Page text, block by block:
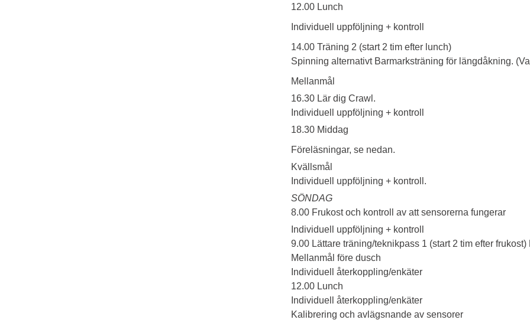
12.00 Lunch
Individuell uppföljning + kontroll
14.00 Träning 2 (start 2 tim efter lunch)
Spinning alternativt Barmarksträning för längdåkning.
Mellanmål
16.30 Lär dig Crawl.
Individuell uppföljning + kontroll
18.30 Middag
Föreläsningar, se nedan.
Kvällsmål
Individuell uppföljning + kontroll.
SÖNDAG
8.00 Frukost och kontroll av att sensorerna fungerar
Individuell uppföljning + kontroll
9.00 Lättare träning/teknikpass 1 (start 2 tim efter
Mellanmål före dusch
Individuell återkoppling/enkäter
12.00 Lunch
Individuell återkoppling/enkäter
Kalibrering och avlägsnande av sensorer